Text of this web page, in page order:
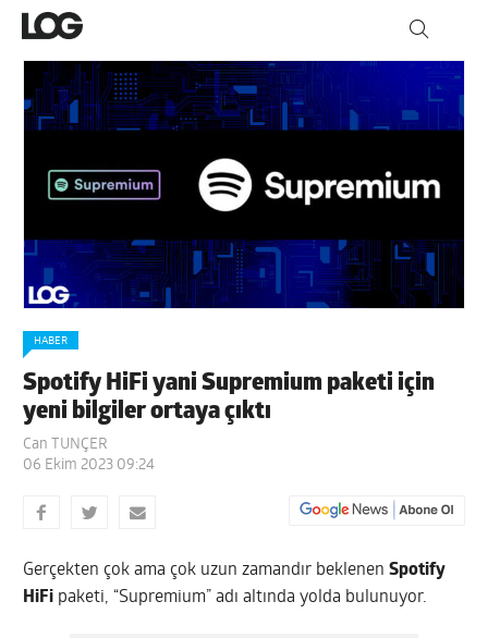
HABER
Spotify HiFi yani Supremium paketi için
yeni bilgiler ortaya çıktı
Can TUNÇER
06 Ekim 2023 09:24
Gerçekten çok ama çok uzun zamandır beklenenSpotify
HiFi paketi, “Supremium” adı altında yolda bulunuyor.